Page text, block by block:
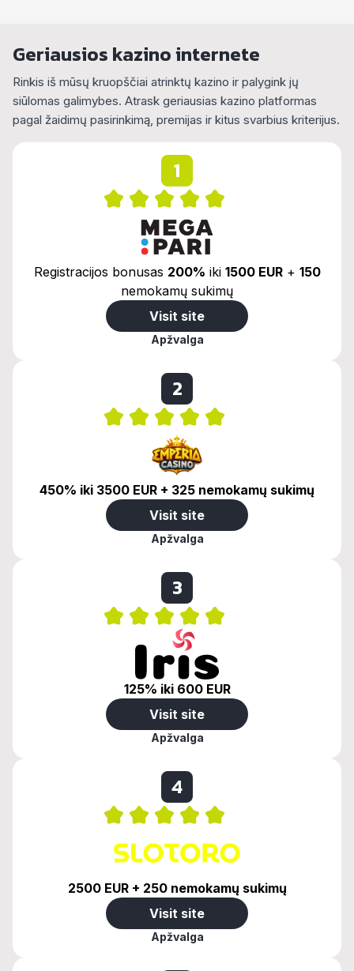
Geriausios kazino internete
Rinkis iš mūsų kruopščiai atrinktų kazino ir palygink jų
siūlomas galimybes. Atrask geriausias kazino platformas
pagal žaidimų pasirinkimą, premijas ir kitus svarbius kriterijus.
1
Registracijos bonusas 200% iki 1500 EUR+ 150
nemokamų sukimų
Visit site
Apžvalga
2
450% iki 3500 EUR + 325 nemokamų sukimų
Visit site
Apžvalga
3
125% iki 600 EUR
Visit site
Apžvalga
4
2500 EUR + 250 nemokamų sukimų
Visit site
Apžvalga